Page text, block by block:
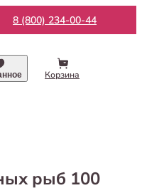
8 (800) 234-00-44
Корзина
рыб 100